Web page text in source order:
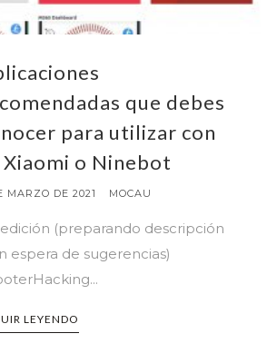
que debes
para utilizar con
o Ninebot
MARZO DE 2021 MOCAU
edición (preparando descripción
espera de sugerencias)
LEYENDO